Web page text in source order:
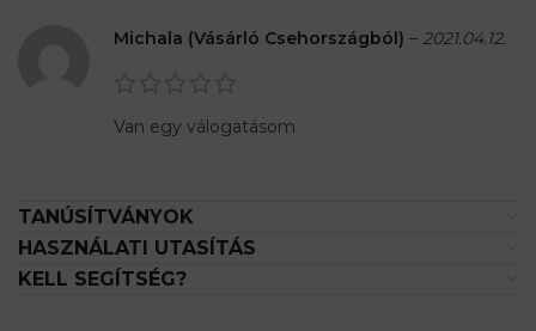
Michala (Vásárló Csehországból) – 2021.04.12.
Van egy válogatásom
TANÚSÍTVÁNYOK
HASZNÁLATI UTASÍTÁS
KELL SEGÍTSÉG?